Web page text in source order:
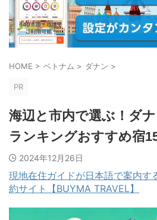
HOME > ベトナム > ダナン >
PR
海辺と市内で選ぶ！ダ
ランキングおすすめ宿
2024年12月26日
現地在住ガイドが日本語で案内す
約サイト【BUYMA TRAVEL】